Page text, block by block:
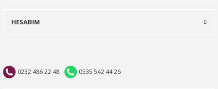
0232 486 22 48 0535 542 44 26
HESABIM